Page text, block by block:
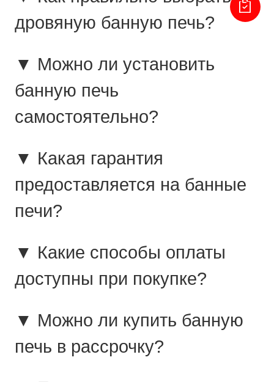
дровяную банную печь?
▼ Можно ли установить
банную печь
самостоятельно?
▼ Какая гарантия
предоставляется на банные
печи?
▼ Какие способы оплаты
доступны при покупке?
▼ Можно ли купить банную
печь в рассрочку?